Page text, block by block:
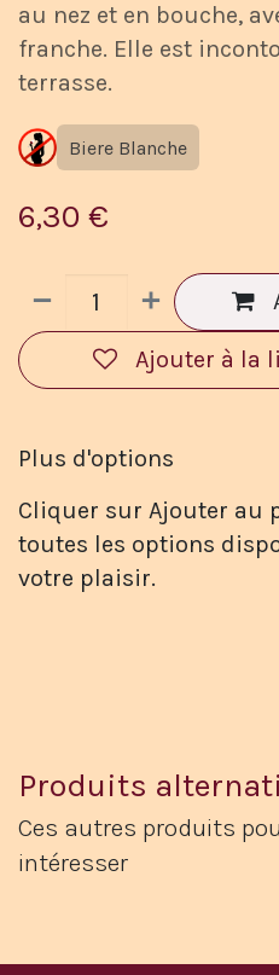
au nez et en bouche,
franche. Elle est
terrasse.
Biere Blanche
6,30 €
Ajouter à la
Plus d'options
Cliquer sur Ajouter au
toutes les options
votre plaisir.
Produits
Ces autres produits
intéresser